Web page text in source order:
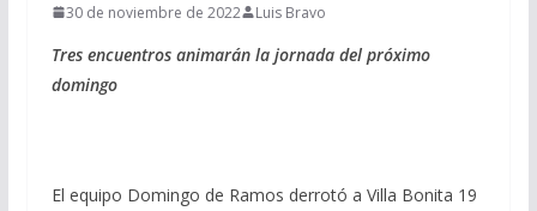
30 de noviembre de 2022 Luis Bravo
Tres encuentros animarán la jornada del próximo
domingo
El equipo Domingo de Ramos derrotó a Villa Bonita 19